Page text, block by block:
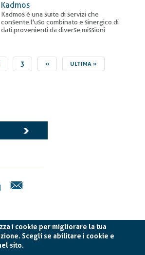
i cookie per migliorare la tua
Scegli se abilitare i cookie e
sito.
Kadmos
Kadmos è una suite di servizi che
consente l'uso combinato e sinergico di
dati provenienti da diverse missioni
PAGINA
3
PAGINA
››
ULTIMA
ULTIMA »
P. IVA 04555490723 -